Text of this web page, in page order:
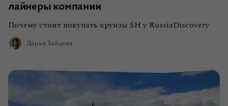
лайнеры компании
Почему стоит покупать круизы SH у RussiaDiscovery
Дарья Зайцева